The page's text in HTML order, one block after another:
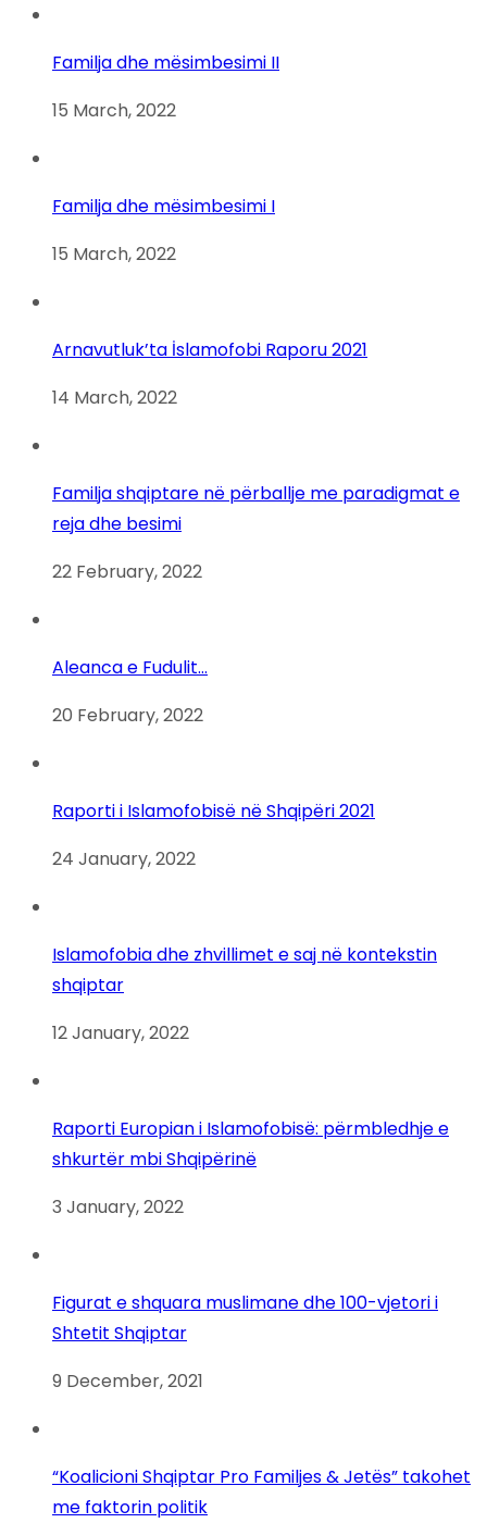
Familja dhe mësimbesimi II
15 March, 2022
Familja dhe mësimbesimi I
15 March, 2022
Arnavutluk’ta İslamofobi Raporu 2021
14 March, 2022
Familja shqiptare në përballje me paradigmat e
reja dhe besimi
22 February, 2022
Aleanca e Fudulit…
20 February, 2022
Raporti i Islamofobisë në Shqipëri 2021
24 January, 2022
Islamofobia dhe zhvillimet e saj në kontekstin
shqiptar
12 January, 2022
Raporti Europian i Islamofobisë: përmbledhje e
shkurtër mbi Shqipërinë
3 January, 2022
Figurat e shquara muslimane dhe 100-vjetori i
Shtetit Shqiptar
9 December, 2021
“Koalicioni Shqiptar Pro Familjes & Jetës” takohet
me faktorin politik